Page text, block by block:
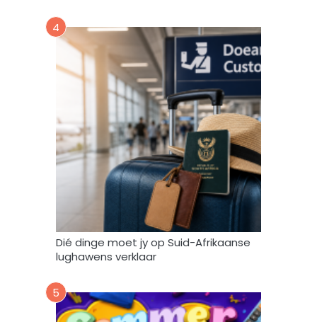
,
s
o
n
g
e
k
*
4
Dié dinge moet jy op Suid-Afrikaanse
lughawens verklaar
5